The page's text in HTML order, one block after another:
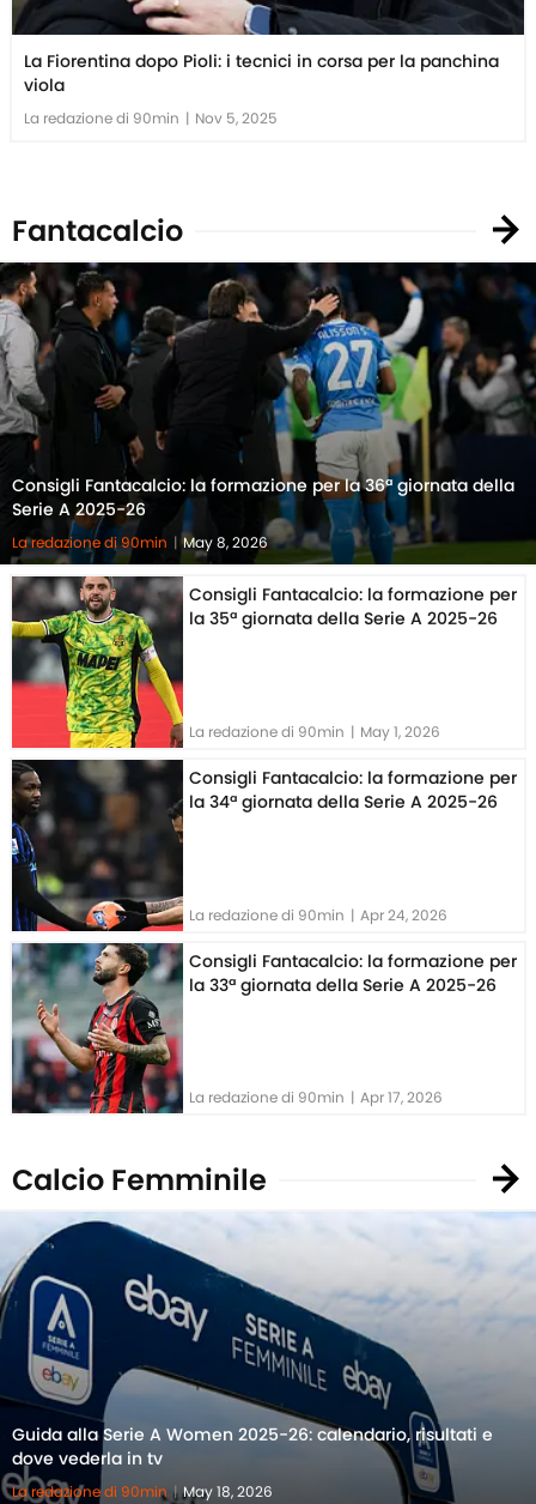
La Fiorentina dopo Pioli: i tecnici in corsa per la panchina
viola
La redazione di 90min | Nov 5, 2025
Fantacalcio
Consigli Fantacalcio: la formazione per la 36ª giornata della
Serie A 2025-26
La redazione di 90min | May 8, 2026
Consigli Fantacalcio: la formazione per
la 35ª giornata della Serie A 2025-26
La redazione di 90min | May 1, 2026
Consigli Fantacalcio: la formazione per
la 34ª giornata della Serie A 2025-26
La redazione di 90min | Apr 24, 2026
Consigli Fantacalcio: la formazione per
la 33ª giornata della Serie A 2025-26
La redazione di 90min | Apr 17, 2026
Calcio Femminile
Guida alla Serie A Women 2025-26: calendario, risultati e
dove vederla in tv
La redazione di 90min | May 18, 2026